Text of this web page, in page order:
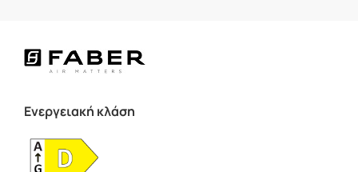
Ενεργειακή κλάση